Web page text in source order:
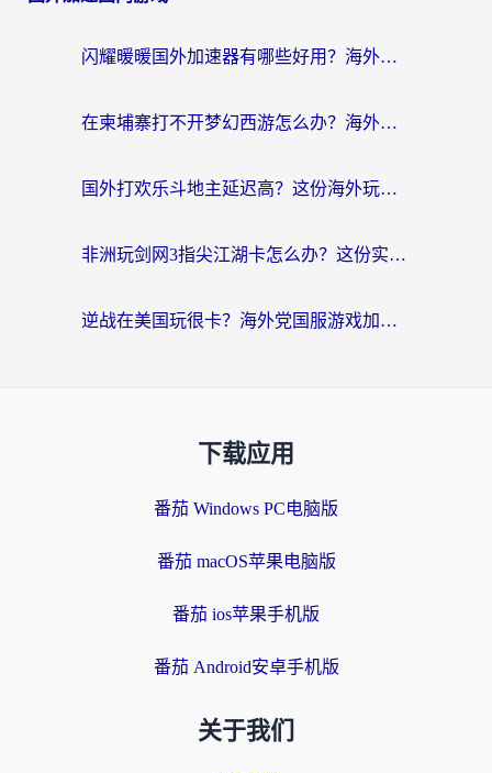
闪耀暖暖国外加速器有哪些好用？海外党亲测的国服游戏加速终极指南
在柬埔寨打不开梦幻西游怎么办？海外玩家国服游戏加速终极指南
国外打欢乐斗地主延迟高？这份海外玩家国服游戏加速指南帮你解决卡顿烦恼
非洲玩剑网3指尖江湖卡怎么办？这份实测有效的国服游戏加速指南请收好
逆战在美国玩很卡？海外党国服游戏加速终极指南（附DNF宝可梦加速技巧）
下载应用
番茄 Windows PC电脑版
番茄 macOS苹果电脑版
番茄 ios苹果手机版
番茄 Android安卓手机版
关于我们